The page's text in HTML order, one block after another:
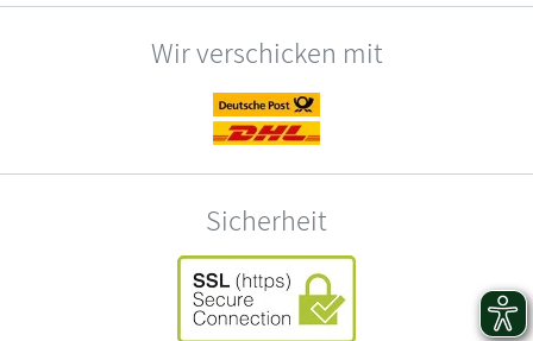
Wir verschicken mit
Sicherheit